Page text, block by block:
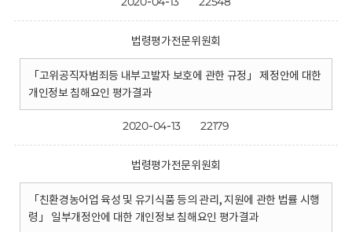
법령평가전문위원회
「고위공직자범죄등 내부고발자 보호에 관한 규정」 제정안에 대한
개인정보 침해요인 평가결과
2020-04-13 22179
법령평가전문위원회
「친환경농어업 육성 및 유기식품 등의 관리, 지원에 관한 법률 시행
령」 일부개정안에 대한 개인정보 침해요인 평가결과